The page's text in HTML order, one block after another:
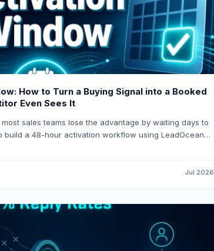
How to Turn a Buying Signal into a Booked
Even Sees It
sales teams lose the advantage by waiting days to
build a 48-hour activation workflow using LeadOcean
Jul 2026